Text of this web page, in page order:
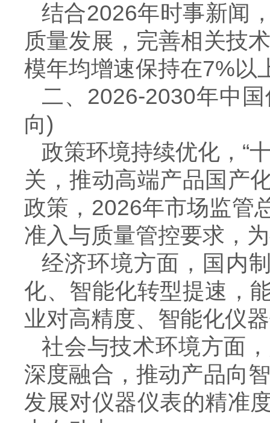
结合2026年时事新闻
质量发展，完善相关技
模年均增速保持在7%以
二、 2026-2030年中
向)
政策环境持续优化，“
关，推动高端产品国产
政策， 2026年市场监管
准入与质量管控要求，
经济环境方面，国内
化、智能化转型提速，
业对高精度、智能化仪
社会与技术环境方面
深度融合，推动产品向
发展对仪器仪表的精准